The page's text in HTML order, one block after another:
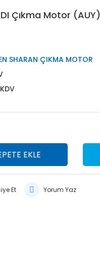
Çıkma Motor (AUY)
SHARAN ÇIKMA MOTOR
EKLE
Et Yorum Yaz